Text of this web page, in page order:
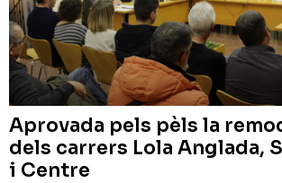
Aprovada pels pèls la
dels carrers Lola Anglada,
i Centre